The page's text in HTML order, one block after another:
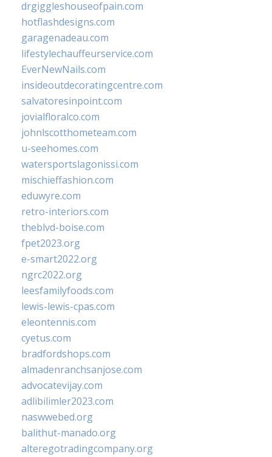
drgiggleshouseofpain.com
hotflashdesigns.com
garagenadeau.com
lifestylechauffeurservice.com
EverNewNails.com
insideoutdecoratingcentre.com
salvatoresinpoint.com
jovialfloralco.com
johnlscotthometeam.com
u-seehomes.com
watersportslagonissi.com
mischieffashion.com
eduwyre.com
retro-interiors.com
theblvd-boise.com
fpet2023.org
e-smart2022.org
ngrc2022.org
leesfamilyfoods.com
lewis-lewis-cpas.com
eleontennis.com
cyetus.com
bradfordshops.com
almadenranchsanjose.com
advocatevijay.com
adlibilimler2023.com
naswwebed.org
balithut-manado.org
alteregotradingcompany.org